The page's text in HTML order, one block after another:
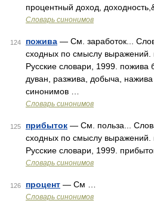
процентный доход,
Словарь синонимов
124 пожива — См. заработок...
сходных по смыслу
Русские словари, 1999. пожива
дуван, разжива, добыча,
синонимов …
Словарь синонимов
125 прибыток — См. польза...
сходных по смыслу
Русские словари, 1999.
Словарь синонимов
126 процент — См …
Словарь синонимов